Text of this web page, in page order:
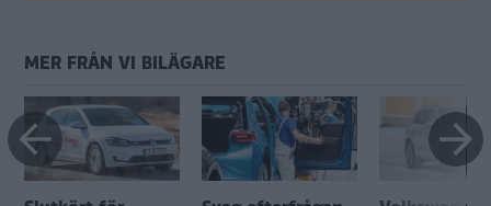
MER FRÅN VI BILÄGARE